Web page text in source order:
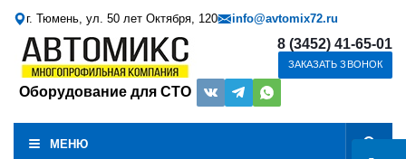
г. Тюмень, ул. 50 лет Октября, 120 info@avtomix72.ru
Оборудование для СТО
8 (3452) 41-65-01
ЗАКАЗАТЬ ЗВОНОК
МЕНЮ